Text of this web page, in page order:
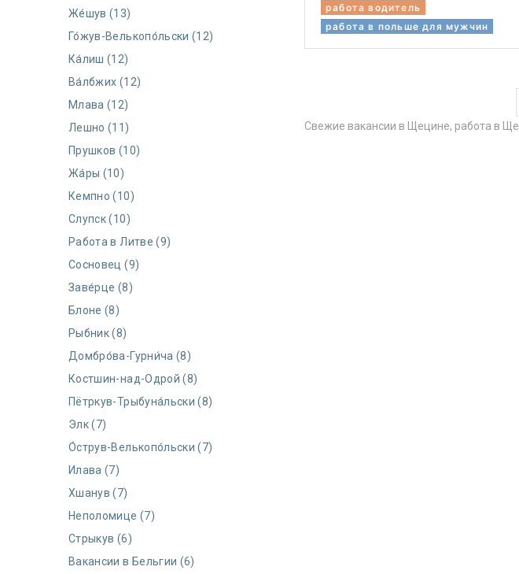
работа водитель
работа в польше для мужчин
Свежие вакансии в Щецине, работа в
Же́шув (13)
Го́жув-Велькопо́льски (12)
Ка́лиш (12)
Ва́лбжих (12)
Млава (12)
Лешно (11)
Прушков (10)
Жа́ры (10)
Кемпно (10)
Слупск (10)
Работа в Литве (9)
Сосновец (9)
Заве́рце (8)
Блоне (8)
Рыбник (8)
Домбро́ва-Гурни́ча (8)
Костшин-над-Одрой (8)
Пётркув-Трыбуна́льски (8)
Элк (7)
О́струв-Велькопо́льски (7)
Илава (7)
Хшанув (7)
Неполомице (7)
Стрыкув (6)
Вакансии в Бельгии (6)